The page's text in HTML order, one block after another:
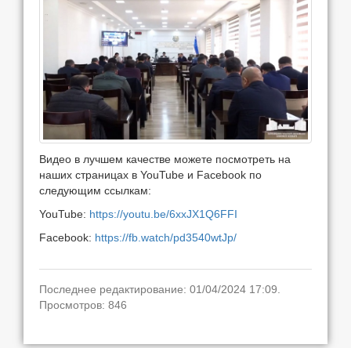
Видео в лучшем качестве можете посмотреть на
наших страницах в YouTube и Facebook по
следующим ссылкам:
YouTube: https://youtu.be/6xxJX1Q6FFI
Facebook: https://fb.watch/pd3540wtJp/
Последнее редактирование: 01/04/2024 17:09.
Просмотров: 846